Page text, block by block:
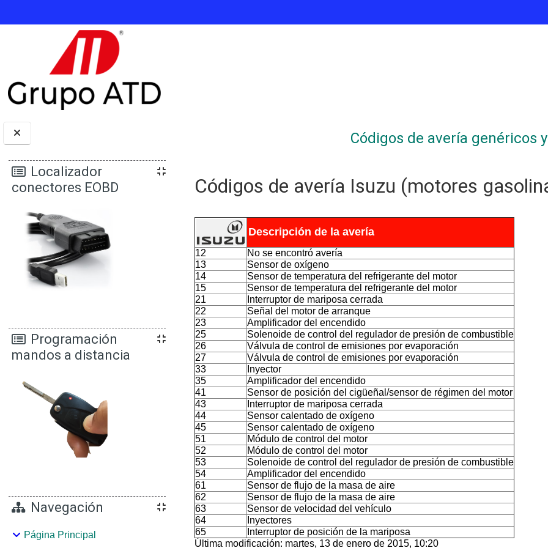
Bloques
Localizador
conectores EOBD
Programación
mandos a distancia
Navegación
Página Principal
Códigos de avería genéricos
Códigos de avería Isuzu (motores
Descripción de la avería
12
No se encontró avería
13
Sensor de oxígeno
14
Sensor de temperatura del refrigerante del motor
15
Sensor de temperatura del refrigerante del motor
21
Interruptor de mariposa cerrada
22
Señal del motor de arranque
23
Amplificador del encendido
25
Solenoide de control del regulador de presión de combustible
26
Válvula de control de emisiones por evaporación
27
Válvula de control de emisiones por evaporación
33
Inyector
35
Amplificador del encendido
41
Sensor de posición del cigüeñal/sensor de régimen del motor
43
Interruptor de mariposa cerrada
44
Sensor calentado de oxígeno
45
Sensor calentado de oxígeno
51
Módulo de control del motor
52
Módulo de control del motor
53
Solenoide de control del regulador de presión de combustible
54
Amplificador del encendido
61
Sensor de flujo de la masa de aire
62
Sensor de flujo de la masa de aire
63
Sensor de velocidad del vehículo
64
Inyectores
65
Interruptor de posición de la mariposa
Última modificación: martes, 13 de enero de 2015, 10:20